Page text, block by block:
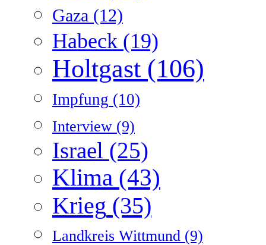
Gaza (12)
Habeck (19)
Holtgast (106)
Impfung (10)
Interview (9)
Israel (25)
Klima (43)
Krieg (35)
Landkreis Wittmund (9)